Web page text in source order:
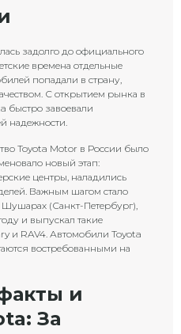
задолго до официального
времена отдельные
попадали в страну,
С открытием рынка в
быстро завоевали
надежности.
Toyota Motor в России было
новый этап:
центры, наладились
Важным шагом стало
Шушарах (Санкт-Петербург),
и выпускал такие
и RAV4. Автомобили Toyota
востребованными на
и
За